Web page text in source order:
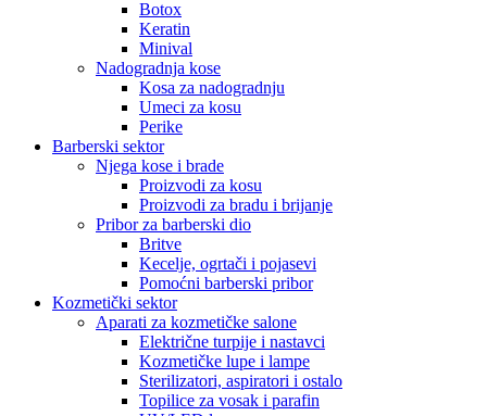
Botox
Keratin
Minival
Nadogradnja kose
Kosa za nadogradnju
Umeci za kosu
Perike
Barberski sektor
Njega kose i brade
Proizvodi za kosu
Proizvodi za bradu i brijanje
Pribor za barberski dio
Britve
Kecelje, ogrtači i pojasevi
Pomoćni barberski pribor
Kozmetički sektor
Aparati za kozmetičke salone
Električne turpije i nastavci
Kozmetičke lupe i lampe
Sterilizatori, aspiratori i ostalo
Topilice za vosak i parafin